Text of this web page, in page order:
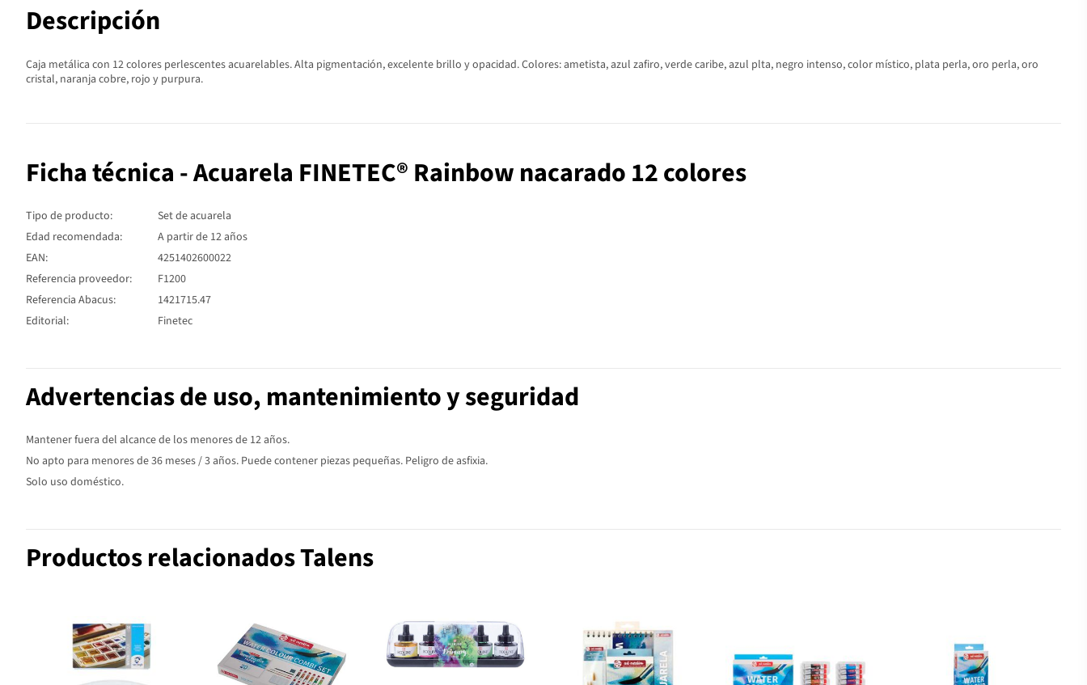
Descripción
Caja metálica con 12 colores perlescentes acuarelables. Alta pigmentación, excelente brillo y opacidad. Colores: ametista, azul zafiro, verde caribe, azul plta, negro intenso, color místico, plata perla, oro perla, oro
cristal, naranja cobre, rojo y purpura.
Ficha técnica - Acuarela FINETEC® Rainbow nacarado 12 colores
Tipo de producto:
Set de acuarela
Edad recomendada:
A partir de 12 años
EAN:
4251402600022
Referencia proveedor:
F1200
Referencia Abacus:
1421715.47
Editorial:
Finetec
Advertencias de uso, mantenimiento y seguridad
Mantener fuera del alcance de los menores de 12 años.
No apto para menores de 36 meses / 3 años. Puede contener piezas pequeñas. Peligro de asfixia.
Solo uso doméstico.
Productos relacionados Talens